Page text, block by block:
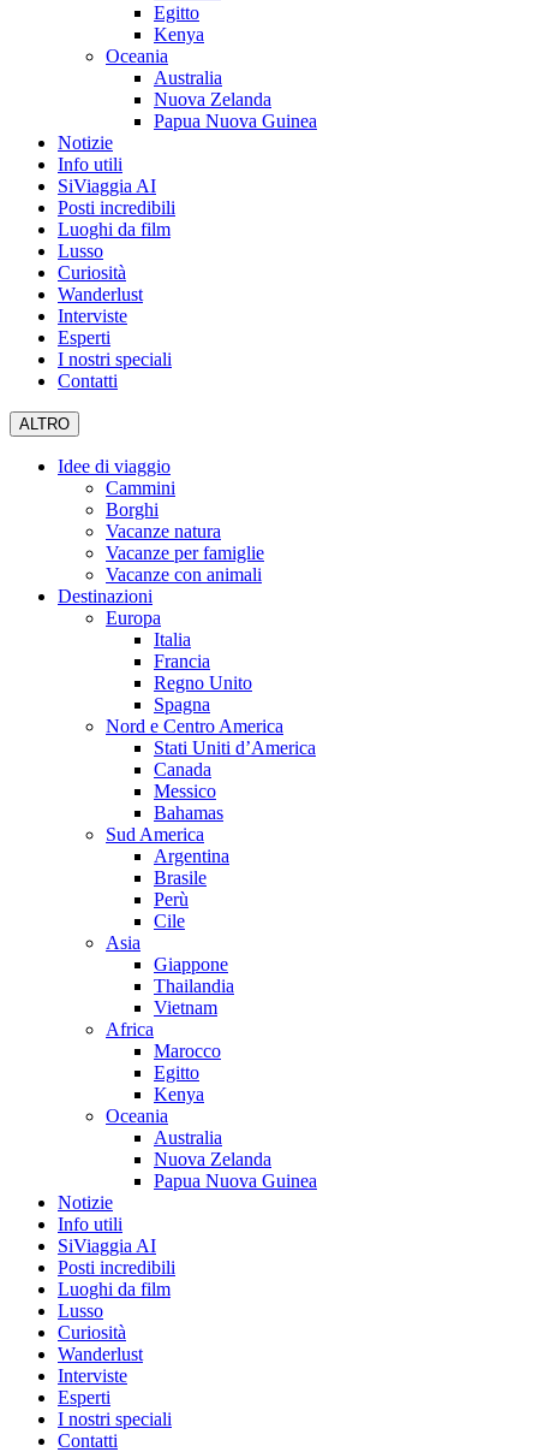
Egitto
Kenya
Oceania
Australia
Nuova Zelanda
Papua Nuova Guinea
Notizie
Info utili
SiViaggia AI
Posti incredibili
Luoghi da film
Lusso
Curiosità
Wanderlust
Interviste
Esperti
I nostri speciali
Contatti
ALTRO
Idee di viaggio
Cammini
Borghi
Vacanze natura
Vacanze per famiglie
Vacanze con animali
Destinazioni
Europa
Italia
Francia
Regno Unito
Spagna
Nord e Centro America
Stati Uniti d’America
Canada
Messico
Bahamas
Sud America
Argentina
Brasile
Perù
Cile
Asia
Giappone
Thailandia
Vietnam
Africa
Marocco
Egitto
Kenya
Oceania
Australia
Nuova Zelanda
Papua Nuova Guinea
Notizie
Info utili
SiViaggia AI
Posti incredibili
Luoghi da film
Lusso
Curiosità
Wanderlust
Interviste
Esperti
I nostri speciali
Contatti